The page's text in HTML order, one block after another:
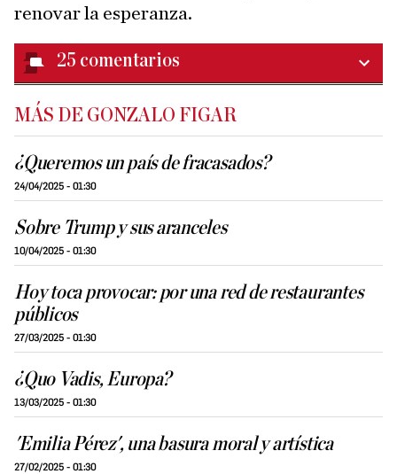
renovar la esperanza.
25 comentarios
MÁS DE GONZALO FIGAR
¿Queremos un país de fracasados?
24/04/2025 - 01:30
Sobre Trump y sus aranceles
10/04/2025 - 01:30
Hoy toca provocar: por una red de restaurantes
públicos
27/03/2025 - 01:30
¿Quo Vadis, Europa?
13/03/2025 - 01:30
'Emilia Pérez', una basura moral y artística
27/02/2025 - 01:30